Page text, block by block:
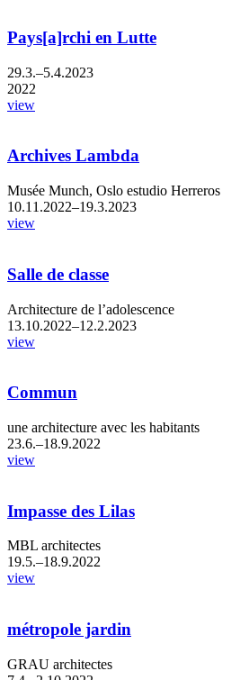
Pays[a]rchi en Lutte
29.3.–5.4.2023
2022
view
Archives Lambda
Musée Munch, Oslo estudio Herreros
10.11.2022–19.3.2023
view
Salle de classe
Architecture de l’adolescence
13.10.2022–12.2.2023
view
Commun
une architecture avec les habitants
23.6.–18.9.2022
view
Impasse des Lilas
MBL architectes
19.5.–18.9.2022
view
métropole jardin
GRAU architectes